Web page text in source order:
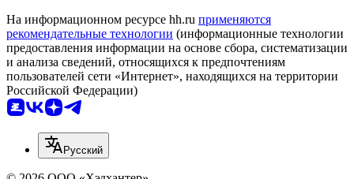
На информационном ресурсе hh.ru применяются
рекомендательные технологии (информационные технологии
предоставления информации на основе сбора, систематизации
и анализа сведений, относящихся к предпочтениям
пользователей сети «Интернет», находящихся на территории
Российской Федерации)
Русский